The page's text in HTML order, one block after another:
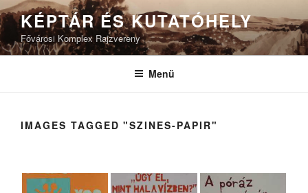
Tartalomhoz
KÉPTÁR ÉS KUTATÓHELY
Fővárosi Komplex Rajzvereny
Menü
IMAGES TAGGED "SZINES-PAPIR"